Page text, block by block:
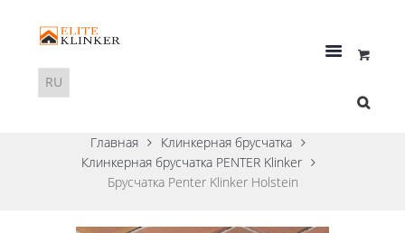
Главная
Клинкерная брусчатка
Клинкерная брусчатка PENTER Klinker
Брусчатка Penter Klinker Holstein